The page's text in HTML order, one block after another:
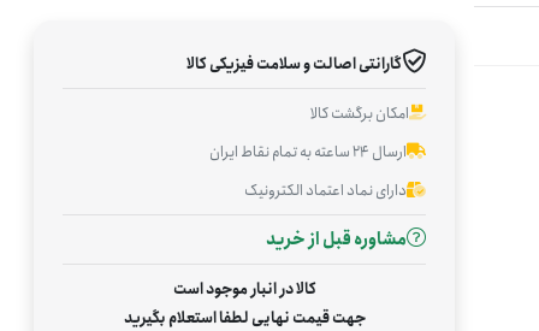
گارانتی اصالت و سلامت فیزیکی کالا
امکان برگشت کالا
ارسال ۲۴ ساعته به تمام نقاط ایران
دارای نماد اعتماد الکترونیک
مشاوره قبل از خرید
کالا در انبار موجود است
جهت قیمت نهایی لطفا استعلام بگیرید